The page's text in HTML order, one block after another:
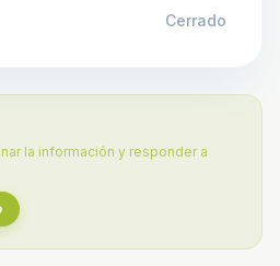
Cerrado
la información y responder a